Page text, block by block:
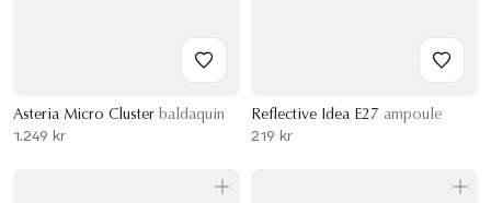
Asteria Micro Cluster baldaquin
1.249 kr
Reflective Idea E27 ampoule
219 kr